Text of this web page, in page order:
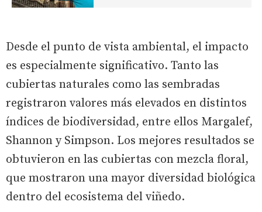
Desde el punto de vista ambiental, el impacto
es especialmente significativo. Tanto las
cubiertas naturales como las sembradas
registraron valores más elevados en distintos
índices de biodiversidad, entre ellos Margalef,
Shannon y Simpson. Los mejores resultados se
obtuvieron en las cubiertas con mezcla floral,
que mostraron una mayor diversidad biológica
dentro del ecosistema del viñedo.